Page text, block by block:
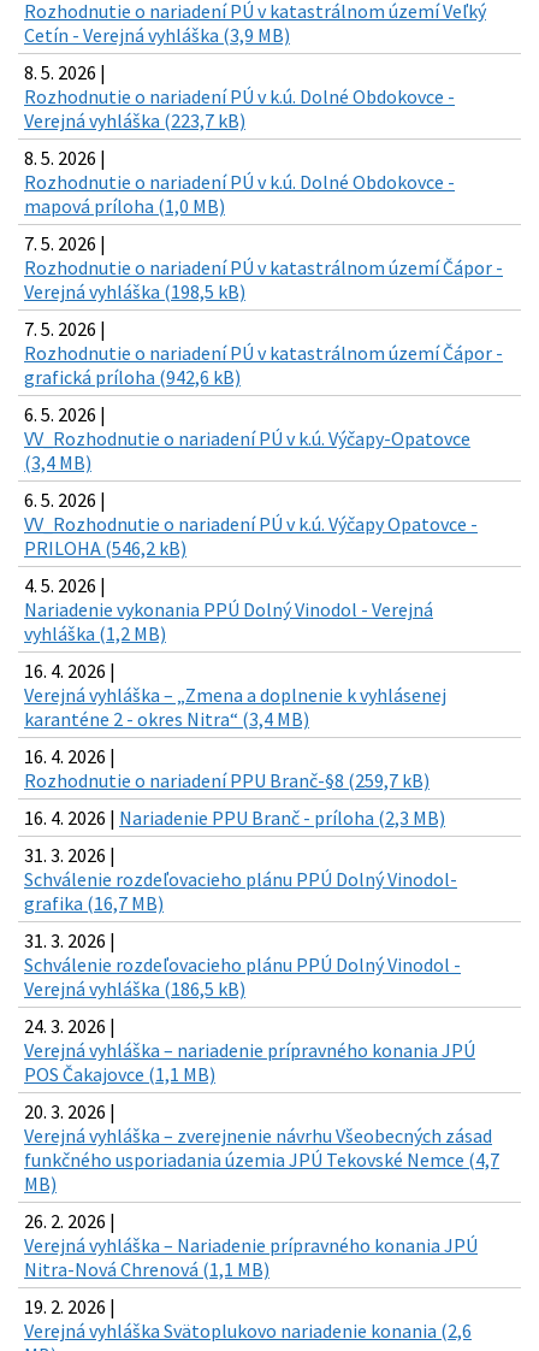
Rozhodnutie o nariadení PÚ v katastrálnom území Veľký
Cetín - Verejná vyhláška (3,9 MB)
8. 5. 2026 |
Rozhodnutie o nariadení PÚ v k.ú. Dolné Obdokovce -
Verejná vyhláška (223,7 kB)
8. 5. 2026 |
Rozhodnutie o nariadení PÚ v k.ú. Dolné Obdokovce -
mapová príloha (1,0 MB)
7. 5. 2026 |
Rozhodnutie o nariadení PÚ v katastrálnom území Čápor -
Verejná vyhláška (198,5 kB)
7. 5. 2026 |
Rozhodnutie o nariadení PÚ v katastrálnom území Čápor -
grafická príloha (942,6 kB)
6. 5. 2026 |
VV_Rozhodnutie o nariadení PÚ v k.ú. Výčapy-Opatovce
(3,4 MB)
6. 5. 2026 |
VV_Rozhodnutie o nariadení PÚ v k.ú. Výčapy Opatovce -
PRILOHA (546,2 kB)
4. 5. 2026 |
Nariadenie vykonania PPÚ Dolný Vinodol - Verejná
vyhláška (1,2 MB)
16. 4. 2026 |
Verejná vyhláška – „Zmena a doplnenie k vyhlásenej
karanténe 2 - okres Nitra“ (3,4 MB)
16. 4. 2026 |
Rozhodnutie o nariadení PPU Branč-§8 (259,7 kB)
16. 4. 2026 | Nariadenie PPU Branč - príloha (2,3 MB)
31. 3. 2026 |
Schválenie rozdeľovacieho plánu PPÚ Dolný Vinodol-
grafika (16,7 MB)
31. 3. 2026 |
Schválenie rozdeľovacieho plánu PPÚ Dolný Vinodol -
Verejná vyhláška (186,5 kB)
24. 3. 2026 |
Verejná vyhláška – nariadenie prípravného konania JPÚ
POS Čakajovce (1,1 MB)
20. 3. 2026 |
Verejná vyhláška – zverejnenie návrhu Všeobecných zásad
funkčného usporiadania územia JPÚ Tekovské Nemce (4,7
MB)
26. 2. 2026 |
Verejná vyhláška – Nariadenie prípravného konania JPÚ
Nitra-Nová Chrenová (1,1 MB)
19. 2. 2026 |
Verejná vyhláška Svätoplukovo nariadenie konania (2,6